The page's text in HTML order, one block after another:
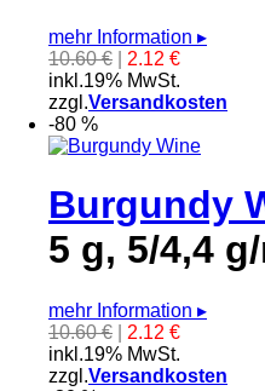
mehr Information ▸
10.60 €
2.12 €
inkl.19% MwSt.
zzgl.Versandkosten
-80 %
Burgundy
5 g, 5/4,4
mehr Information ▸
10.60 €
2.12 €
inkl.19% MwSt.
zzgl.Versandkosten